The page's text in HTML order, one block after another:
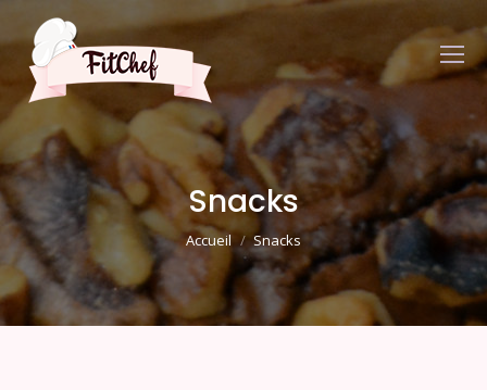
Snacks
Vous êtes ici :
Accueil Snacks